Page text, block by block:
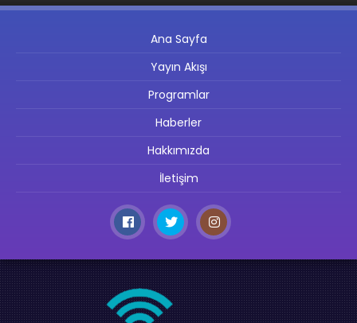
Ana Sayfa
Yayın Akışı
Programlar
Haberler
Hakkımızda
İletişim